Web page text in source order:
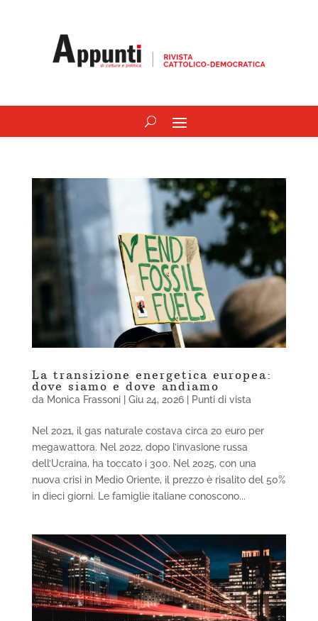
La transizione energetica europea:
dove siamo e dove andiamo
da Monica Frassoni| Giu 24, 2026| Punti di vista
Nel 2021, il gas naturale costava circa 20 euro per
megawattora. Nel 2022, dopo l’invasione russa
dell’Ucraina, ha toccato i 300. Nel 2025, con una
nuova crisi in Medio Oriente, il prezzo è risalito del 50%
in dieci giorni. Le famiglie italiane conoscono...